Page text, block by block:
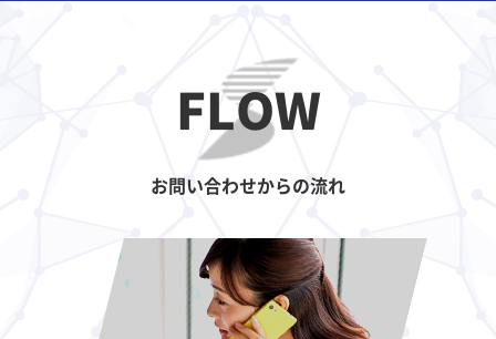
FLOW
お問い合わせからの流れ